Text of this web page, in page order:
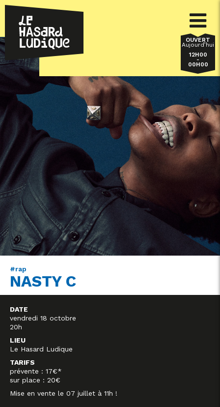
OUVERT
Aujourd’hui
12H00
-
00H00
#rap
NASTY C
DATE
vendredi 18 octobre
20h
LIEU
Le Hasard Ludique
TARIFS
prévente : 17€*
sur place : 20€
Mise en vente le 07 juillet à 11h !